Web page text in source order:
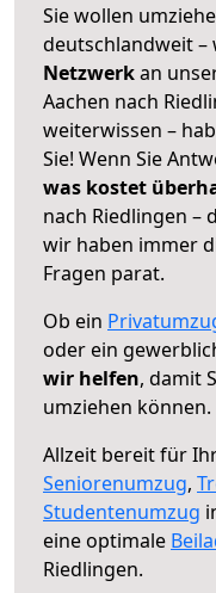
Sie wollen
deutschlandweit –
Netzwerkan
Aachen nach
weiterwissen –
Sie! Wenn Sie
was kostet
nach Riedlingen –
wir haben immer
Fragen parat.
Ob ein
oder ein
wir helfen, damit
umziehen können.
Allzeit bereit für
Seniorenumzug,
Studentenumzug
eine optimale
Riedlingen.